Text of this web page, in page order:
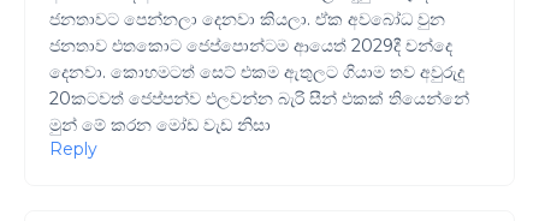
ජනතාවට පෙන්නලා දෙනවා කියලා. ඒක අවබෝධ වුන
ජනතාව එතකොට ජෙප්පොන්ටම ආයෙත් 2029දී චන්දෙ
දෙනවා. කොහමටත් සෙට් එකම ඇතුලට ගියාම තව අවුරුදු
20කටවත් ජෙප්පන්ව එලවන්න බැරි සීන් එකක් තියෙන්නේ
මුන් මේ කරන මෝඩ වැඩ නිසා
Reply